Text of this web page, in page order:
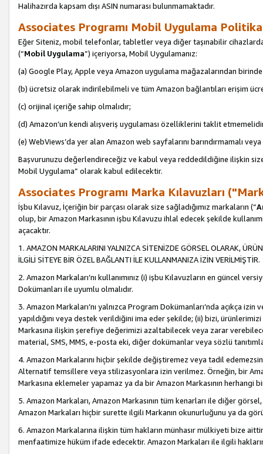
Halihazırda kapsam dışı ASIN numarası bulunmamaktadır.
Associates Programı Mobil Uygulama
Eğer Siteniz, mobil telefonlar, tabletler veya diğer taşınabilir
(“Mobil Uygulama”) içeriyorsa, Mobil Uygulamanız:
(a) Google Play, Apple veya Amazon uygulama mağazalarından birinde
(b) ücretsiz olarak indirilebilmeli ve tüm Amazon bağlantıları erişim
(c) orijinal içeriğe sahip olmalıdır;
(d) Amazon’un kendi alışveriş uygulaması özelliklerini taklit
(e) WebViews’da yer alan Amazon web sayfalarını barındırmamalı
Başvurunuzu değerlendireceğiz ve kabul veya reddedildiğine ilişkin
Mobil Uygulama” olarak kabul edilecektir.
Associates Programı Marka Kılavuzları
İşbu Kılavuz, İçeriğin bir parçası olarak size sağladığımız markaların (“
olup, bir Amazon Markasının işbu Kılavuzu ihlal edecek şekilde
açacaktır.
1. AMAZON MARKALARINI YALNIZCA SİTENİZDE GÖRSEL OLARAK,
İLGİLİ SİTEYE BİR ÖZEL BAĞLANTI İLE KULLANMANIZA İZİN VERİLMİŞTİR.
2. Amazon Markaları’nı kullanımınız (i) işbu Kılavuzların en güncel
Dokümanları ile uyumlu olmalıdır.
3. Amazon Markaları’nı yalnızca Program Dokümanları’nda açıkça
yapıldığını veya destek verildiğini ima eder şekilde; (ii) bizi,
Markasına ilişkin şerefiye değerimizi azaltabilecek veya zarar
material, SMS, MMS, e-posta eki, diğer dokümanlar veya sözlü
4. Amazon Markalarını hiçbir şekilde değiştiremez veya tadil
Alternatif temsillere veya stilizasyonlara izin verilmez. Örneğin, bir
Markasına eklemeler yapamaz ya da bir Amazon Markasının herhangi
5. Amazon Markaları, Amazon Markasının tüm kenarları ile diğer
Amazon Markaları hiçbir surette ilgili Markanın okunurluğunu ya da
6. Amazon Markalarına ilişkin tüm hakların münhasır mülkiyeti bize
menfaatimize hüküm ifade edecektir. Amazon Markaları ile ilgili